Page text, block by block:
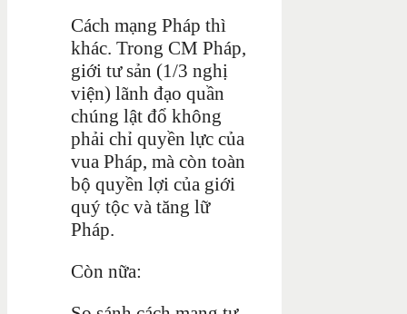
Cách mạng Pháp thì
khác. Trong CM Pháp,
giới tư sản (1/3 nghị
viện) lãnh đạo quần
chúng lật đổ không
phải chỉ quyền lực của
vua Pháp, mà còn toàn
bộ quyền lợi của giới
quý tộc và tăng lữ
Pháp.
Còn nữa: